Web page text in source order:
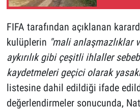
FIFA tarafından açıklanan
kulüplerin "mali anlaşmazlıklar
aykırılık gibi çeşitli ihlaller
kaydetmeleri geçici olarak
listesine dahil edildiği ifade
değerlendirmeler sonucunda,